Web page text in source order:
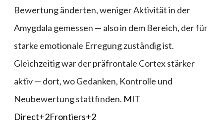
Bewertung änderten, weniger Aktivität in der
Amygdala gemessen — also in dem Bereich, der für
starke emotionale Erregung zuständig ist.
Gleichzeitig war der präfrontale Cortex stärker
aktiv — dort, wo Gedanken, Kontrolle und
Neubewertung stattfinden. MIT
Direct+2Frontiers+2